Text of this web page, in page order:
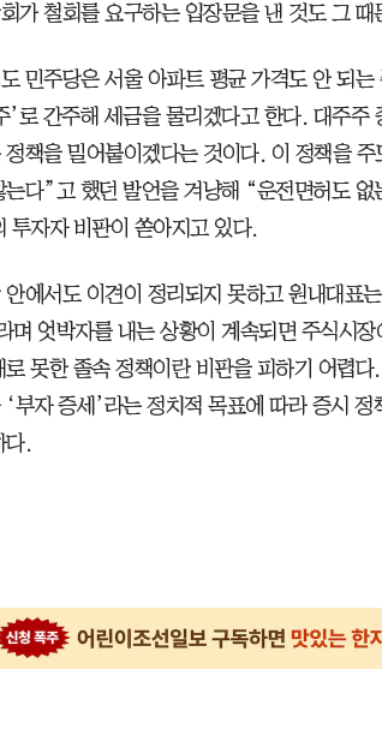
가 철회를 요구하는 입장문을 낸 것도 그 때
민주당은 서울 아파트 평균 가격도 안 되
’로 간주해 세금을 물리겠다고 한다. 대주
정책을 밀어붙이겠다는 것이다. 이 정책을
는다”고 했던 발언을 겨냥해 “운전면허도
투자자 비판이 쏟아지고 있다.
안에서도 이견이 정리되지 못하고 원내대표
며 엇박자를 내는 상황이 계속되면 주식시
로 못한 졸속 정책이란 비판을 피하기 어렵
‘부자 증세’라는 정치적 목표에 따라 증시
다.